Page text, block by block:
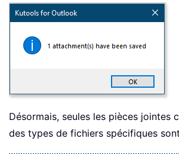
Désormais, seules les pièces jointes
des types de fichiers spécifiques